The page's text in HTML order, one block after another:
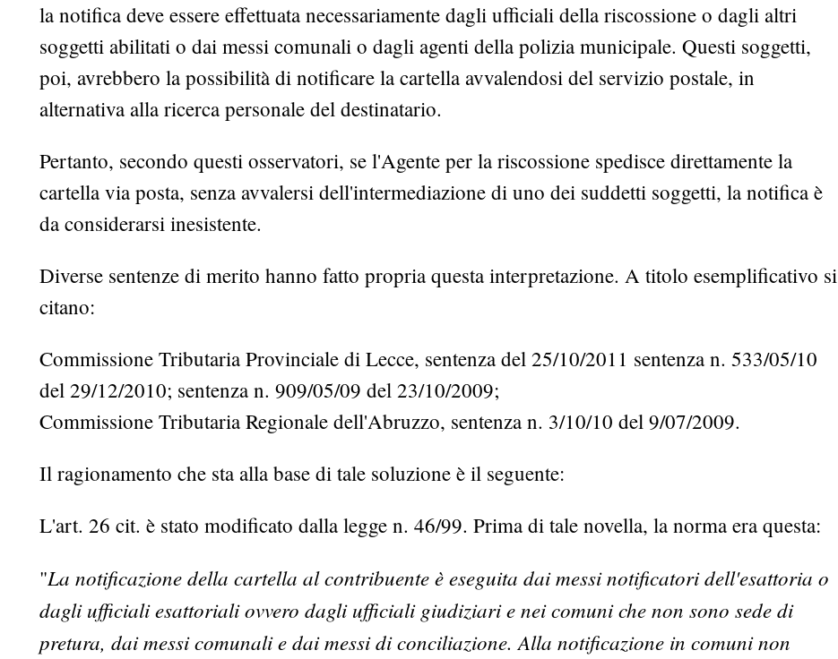
la notifica deve essere effettuata necessariamente dagli ufficiali della riscossione o dagli altri
soggetti abilitati o dai messi comunali o dagli agenti della polizia municipale. Questi soggetti,
poi, avrebbero la possibilità di notificare la cartella avvalendosi del servizio postale, in
alternativa alla ricerca personale del destinatario.
Pertanto, secondo questi osservatori, se l'Agente per la riscossione spedisce direttamente la
cartella via posta, senza avvalersi dell'intermediazione di uno dei suddetti soggetti, la notifica è
da considerarsi inesistente.
Diverse sentenze di merito hanno fatto propria questa interpretazione. A titolo esemplificativo si
citano:
Commissione Tributaria Provinciale di Lecce, sentenza del 25/10/2011 sentenza n. 533/05/10
del 29/12/2010; sentenza n. 909/05/09 del 23/10/2009;
Commissione Tributaria Regionale dell'Abruzzo, sentenza n. 3/10/10 del 9/07/2009.
Il ragionamento che sta alla base di tale soluzione è il seguente:
L'art. 26 cit. è stato modificato dalla legge n. 46/99. Prima di tale novella, la norma era questa:
"La notificazione della cartella al contribuente è eseguita dai messi notificatori dell'esattoria o
dagli ufficiali esattoriali ovvero dagli ufficiali giudiziari e nei comuni che non sono sede di
pretura, dai messi comunali e dai messi di conciliazione. Alla notificazione in comuni non